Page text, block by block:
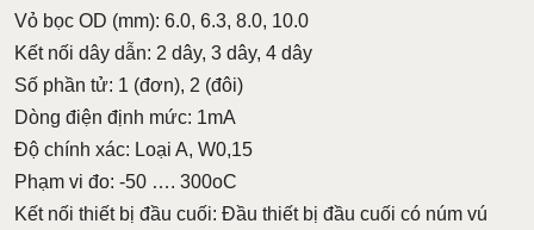
Vỏ bọc OD (mm): 6.0, 6.3, 8.0, 10.0
Kết nối dây dẫn: 2 dây, 3 dây, 4 dây
Số phần tử: 1 (đơn), 2 (đôi)
Dòng điện định mức: 1mA
Độ chính xác: Loại A, W0,15
Phạm vi đo: -50 …. 300oC
Kết nối thiết bị đầu cuối: Đầu thiết bị đầu cuối có núm vú